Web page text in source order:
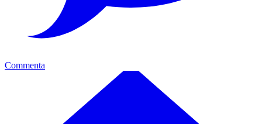
Commenta